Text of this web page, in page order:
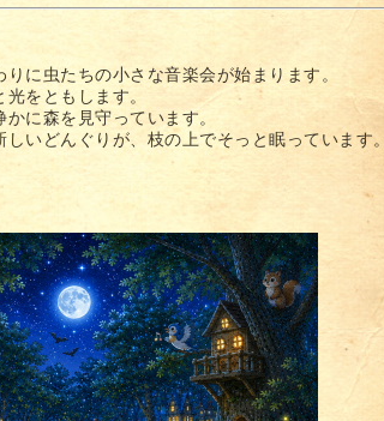
に虫たちの小さな音楽会が始まります。
をともします。
に森を見守っています。
いどんぐりが、枝の上でそっと眠っています。